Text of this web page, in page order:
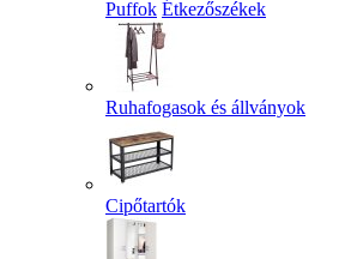
Puffok Étkezőszékek
Ruhafogasok és állványok
Cipőtartók